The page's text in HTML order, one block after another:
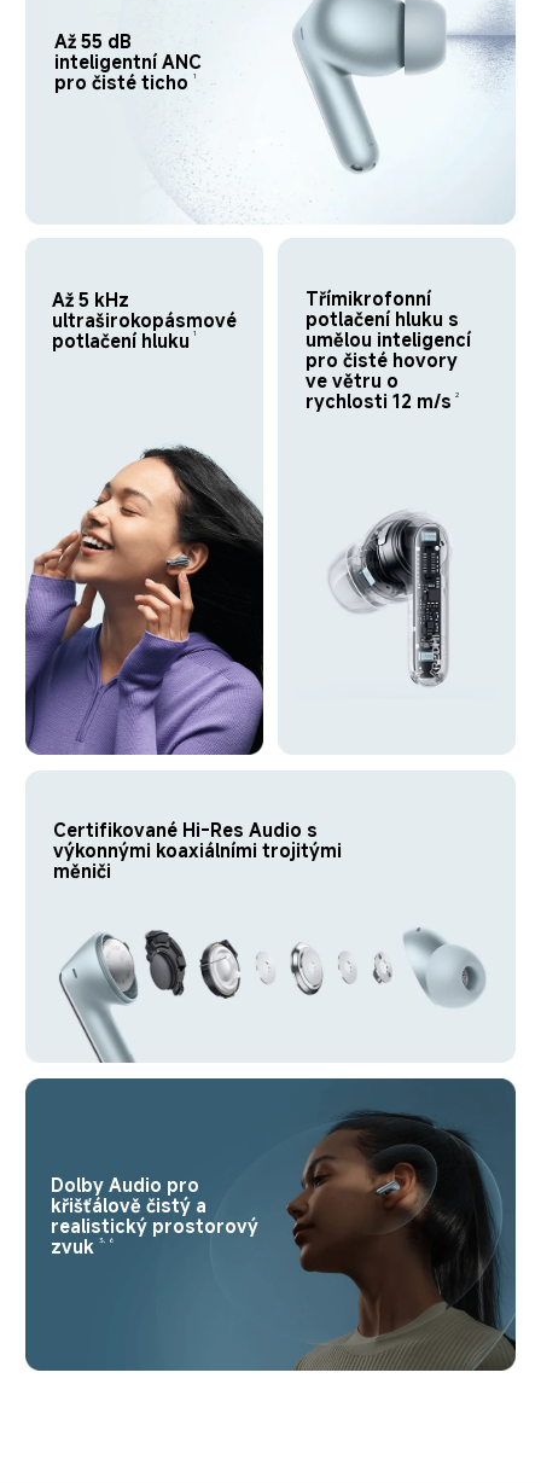
Až 55 dB
inteligentní ANC
pro čisté ticho
1
Až 5 kHz
ultraširokopásmové
potlačení hluku 1
Třímikrofonní
potlačení hluku s
umělou inteligencí
pro čisté hovory
ve větru o
rychlosti 12 m/s 2
Certifikované Hi-Res Audio s
výkonnými koaxiálními trojitými
měniči
Dolby Audio pro
křišťálově čistý a
realistický prostorový
zvuk 3, 6